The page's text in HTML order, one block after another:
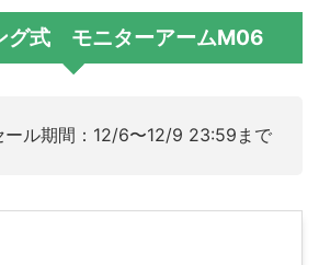
グ式 モニターアームM06
ール期間：12/6〜12/9 23:59まで